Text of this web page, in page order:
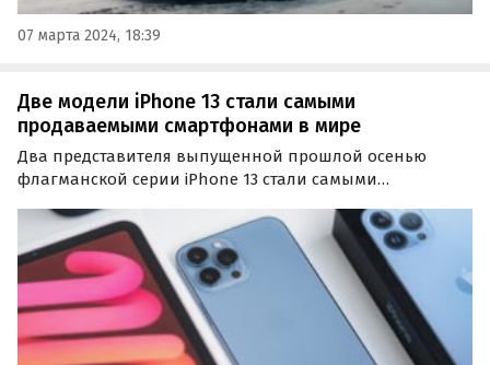
07 марта 2024, 18:39
Две модели iPhone 13 стали самыми
продаваемыми смартфонами в мире
Два представителя выпущенной прошлой осенью
флагманской серии iPhone 13 стали самыми
первого квартала 2022 года. Об этом сообщает
Франсиско Джеронимо, аналитик известной
исследовательской компании IDC.